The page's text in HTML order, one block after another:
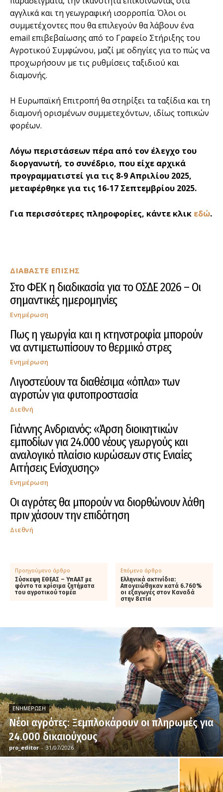
ΔΙΑΒΑΣΤΕ ΕΠΙΣΗΣ
Στο ΦΕΚ η διαδικασία για το ΟΣΔΕ 2026 – Οι
σημαντικές ημερομηνίες
Ενημέρωση
Πως η γεωργία και η κτηνοτροφία μπορούν
να αντιμετωπίσουν το θερμικό στρες
Ενημέρωση
Λιγοστεύουν τα διαθέσιμα «όπλα» των
αγροτών για φυτοπροστασία
Διεθνή
Γιάννης Ανδριανός: «Άρση διοικητικών
εμποδίων για 24.000 νέους γεωργούς και
αναλογικό πλαίσιο κυρώσεων στις Ενιαίες
Αιτήσεις Ενίσχυσης»
Ενημέρωση
Οι αγρότες θα μπορούν να διορθώνουν λάθη
πριν χάσουν την επιδότηση
Διεθνή
αγγλικά και τη γεωγραφική ισορροπία. Όλοι οι
συμμετέχοντες που θα επιλεγούν θα λάβουν ένα
email επιβεβαίωσης από το Γραφείο Στήριξης του
Αγροτικού Συμφώνου, μαζί με οδηγίες για το πώς να
προχωρήσουν με τις ρυθμίσεις ταξιδιού και
διαμονής.
Η Ευρωπαϊκή Επιτροπή θα στηρίξει τα ταξίδια και τη
διαμονή ορισμένων συμμετεχόντων, ιδίως τοπικών
φορέων.
Λόγω περιστάσεων πέρα από τον έλεγχο του
διοργανωτή, το συνέδριο, που είχε αρχικά
προγραμματιστεί για τις 8-9 Απριλίου 2025,
μεταφέρθηκε για τις 16-17 Σεπτεμβρίου 2025.
Για περισσότερες πληροφορίες, κάντε κλικ εδώ.
Προηγούμενο άρθρο
Σύσκεψη ΕΘΕΑΣ – ΥπΑΑΤ με
φόντο τα κρίσιμα ζητήματα
του αγροτικού τομέα
Επόμενο άρθρο
Ελληνικά ακτινίδια:
Απογειώθηκαν κατά 6.760%
οι εξαγωγές στον Καναδά
στην 8ετία
ΕΝΗΜΈΡΩΣΗ
Νέοι αγρότες: Ξεμπλοκάρουν οι πληρωμές για
24.000 δικαιούχους
pro_editor - 31/07/2026